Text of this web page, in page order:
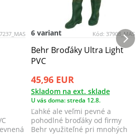
7237_MAS Kód: 37908_MAS
6 variant
Behr Broďáky Ultra Light
PVC
45,96 EUR
Skladom na ext. sklade
U vás doma: streda 12.8.
Ľahké ale veľmi pevné a
pohodlné broďáky od firmy
Behr využiteľné pri mnohých